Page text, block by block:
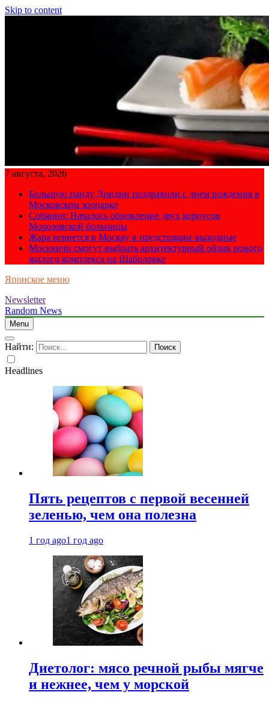
Skip to content
7 августа, 2026
Большую панду Диндин поздравили с днем рождения в
Московском зоопарке
Собянин: Началось обновление двух корпусов
Морозовской больницы
Жара вернется в Москву в предстоящие выходные
Москвичи смогут выбрать архитектурный облик нового
жилого комплекса на Шаболовке
Японское меню
Newsletter
Random News
Menu
Найти:
Headlines
Пять рецептов с первой весенней
зеленью, чем она полезна
1 год ago1 год ago
Диетолог: мясо речной рыбы мягче
и нежнее, чем у морской